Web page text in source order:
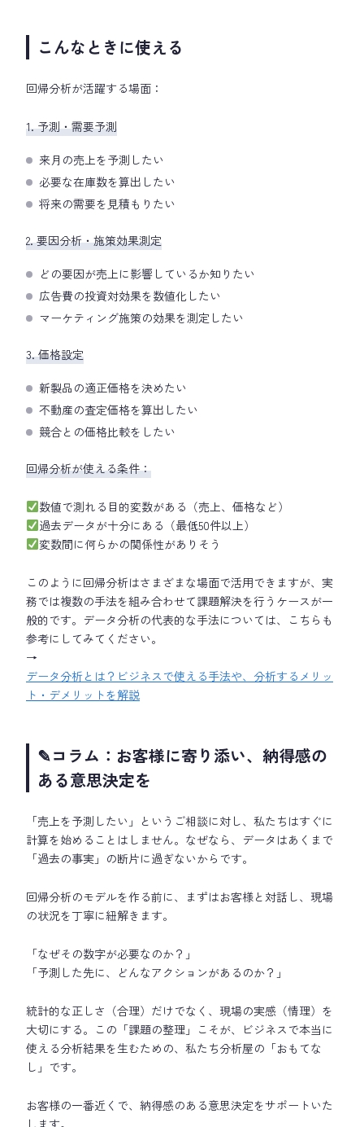
こんなときに使える
回帰分析が活躍する場面：
1. 予測・需要予測
来月の売上を予測したい
必要な在庫数を算出したい
将来の需要を見積もりたい
2. 要因分析・施策効果測定
どの要因が売上に影響しているか知りたい
広告費の投資対効果を数値化したい
マーケティング施策の効果を測定したい
3. 価格設定
新製品の適正価格を決めたい
不動産の査定価格を算出したい
競合との価格比較をしたい
回帰分析が使える条件：
数値で測れる目的変数がある（売上、価格など）
過去データが十分にある（最低50件以上）
変数間に何らかの関係性がありそう
このように回帰分析はさまざまな場面で活用できますが、実
務では複数の手法を組み合わせて課題解決を行うケースが一
般的です。データ分析の代表的な手法については、こちらも
参考にしてみてください。
→
データ分析とは？ビジネスで使える手法や、分析するメリッ
ト・デメリットを解説
✎コラム：お客様に寄り添い、納得感の
ある意思決定を
「売上を予測したい」というご相談に対し、私たちはすぐに
計算を始めることはしません。なぜなら、データはあくまで
「過去の事実」の断片に過ぎないからです。
回帰分析のモデルを作る前に、まずはお客様と対話し、現場
の状況を丁寧に紐解きます。
「なぜその数字が必要なのか？」
「予測した先に、どんなアクションがあるのか？」
統計的な正しさ（合理）だけでなく、現場の実感（情理）を
大切にする。この「課題の整理」こそが、ビジネスで本当に
使える分析結果を生むための、私たち分析屋の「おもてな
し」です。
お客様の一番近くで、納得感のある意思決定をサポートいた
します。